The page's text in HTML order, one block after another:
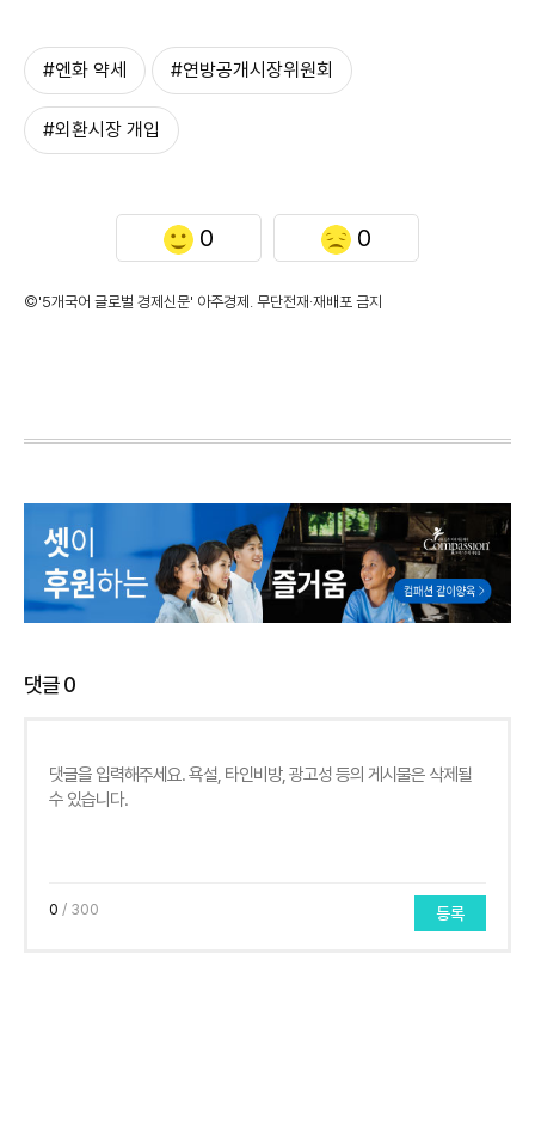
#엔화 약세 #연방공개시장위원회
#외환시장 개입
0 0
©'5개국어 글로벌 경제신문' 아주경제. 무단전재·재배포 금지
댓글0
0 / 300 등록